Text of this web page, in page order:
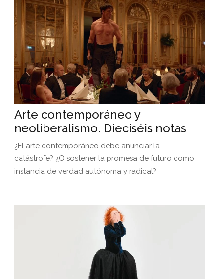
Arte contemporáneo y
neoliberalismo. Dieciséis notas
¿El arte contemporáneo debe anunciar la
catástrofe? ¿O sostener la promesa de futuro como
instancia de verdad autónoma y radical?